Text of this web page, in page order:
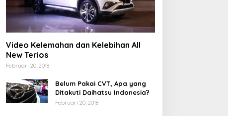
Video Kelemahan dan Kelebihan All
New Terios
Februari 20, 2018
Belum Pakai CVT, Apa yang
Ditakuti Daihatsu Indonesia?
Februari 20, 2018